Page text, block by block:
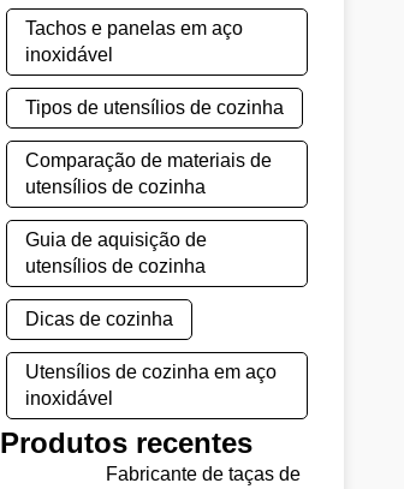
Tachos e panelas em aço
inoxidável
Tipos de utensílios de cozinha
Comparação de materiais de
utensílios de cozinha
Guia de aquisição de
utensílios de cozinha
Dicas de cozinha
Utensílios de cozinha em aço
inoxidável
Produtos recentes
Fabricante de taças de